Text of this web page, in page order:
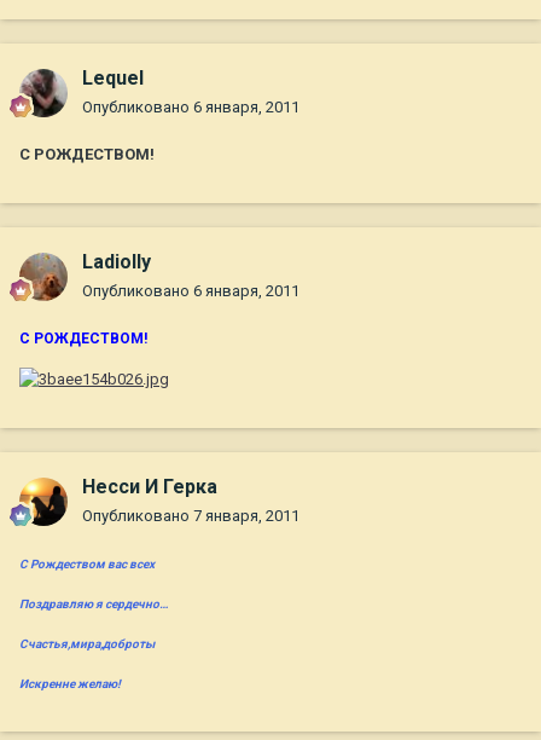
Lequel
Опубликовано 6 января, 2011
С РОЖДЕСТВОМ!
Ladiolly
Опубликовано 6 января, 2011
С РОЖДЕСТВОМ!
Несси И Герка
Опубликовано 7 января, 2011
С Рождеством вас всех
Поздравляю я сердечно…
Счастья,мира,доброты
Искренне желаю!